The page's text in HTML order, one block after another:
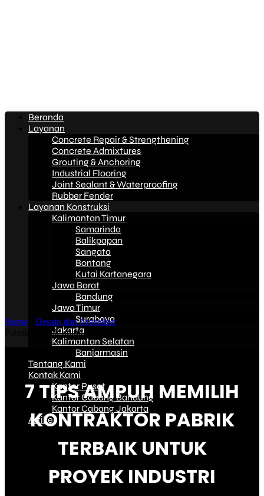
Beranda
Layanan
Concrete Repair & Strengthening
Concrete Admixtures
Grouting & Anchoring
Industrial Flooring
Joint Sealant & Waterproofing
Rubber Fender
Layanan Konstruksi
Kalimantan Timur
Samarinda
Balikpapan
Sangata
Bontang
Kutai Kartanegara
Jawa Barat
Bandung
Jawa Timur
Surabaya
Jakarta
Kalimantan Selatan
Banjarmasin
Tentang Kami
Kontak Kami
Kantor Pusat
Kantor Cabang Bandung
Kantor Cabang Jakarta
Artikel
Home Desain dan Arsitektur-
Pabrik Terbaik untuk Proyek Industri Anda
7 TIPS AMPUH MEMILIH
KONTRAKTOR PABRIK
TERBAIK UNTUK
PROYEK INDUSTRI